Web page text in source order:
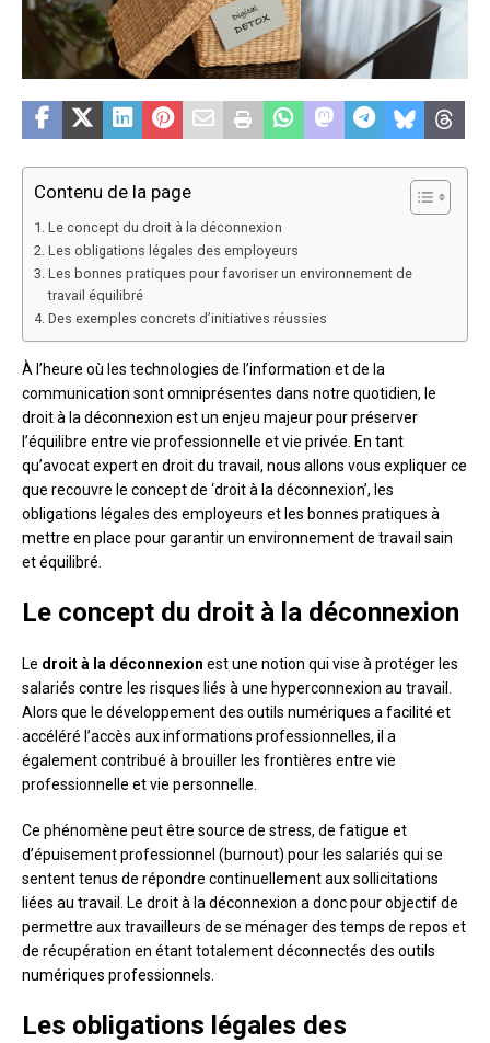
Contenu de la page
Le concept du droit à la déconnexion
Les obligations légales des employeurs
Les bonnes pratiques pour favoriser un environnement de
travail équilibré
Des exemples concrets d’initiatives réussies
À l’heure où les technologies de l’information et de la
communication sont omniprésentes dans notre quotidien, le
droit à la déconnexion est un enjeu majeur pour préserver
l’équilibre entre vie professionnelle et vie privée. En tant
qu’avocat expert en droit du travail, nous allons vous expliquer ce
que recouvre le concept de ‘droit à la déconnexion’, les
obligations légales des employeurs et les bonnes pratiques à
mettre en place pour garantir un environnement de travail sain
et équilibré.
Le concept du droit à la déconnexion
Le droit à la déconnexion est une notion qui vise à protéger les
salariés contre les risques liés à une hyperconnexion au travail.
Alors que le développement des outils numériques a facilité et
accéléré l’accès aux informations professionnelles, il a
également contribué à brouiller les frontières entre vie
professionnelle et vie personnelle.
Ce phénomène peut être source de stress, de fatigue et
d’épuisement professionnel (burnout) pour les salariés qui se
sentent tenus de répondre continuellement aux sollicitations
liées au travail. Le droit à la déconnexion a donc pour objectif de
permettre aux travailleurs de se ménager des temps de repos et
de récupération en étant totalement déconnectés des outils
numériques professionnels.
Les obligations légales des